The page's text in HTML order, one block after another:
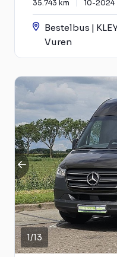
35.743 km 10-2024
Bestelbus |
Vuren
1/13